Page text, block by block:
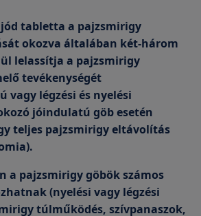
tabletta a pajzsmirigy
okozva általában két-három
lelassítja a pajzsmirigy
tevékenységét
vagy légzési és nyelési
jóindulatú göb esetén
teljes pajzsmirigy eltávolítás
a pajzsmirigy göbök számos
(nyelési vagy légzési
túlműködés, szívpanaszok,